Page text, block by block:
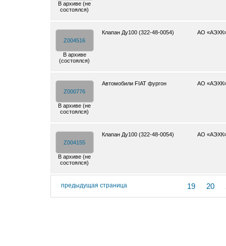
В архиве (не
состоялся)
Z004516
В архиве
(состоялся)
Клапан Ду100 (322-48-0054) АО
Z000776
В архиве (не
состоялся)
Автомобили FIAT фургон АО
Z004155
В архиве (не
состоялся)
Клапан Ду100 (322-48-0054) АО
предыдущая страница 19 20